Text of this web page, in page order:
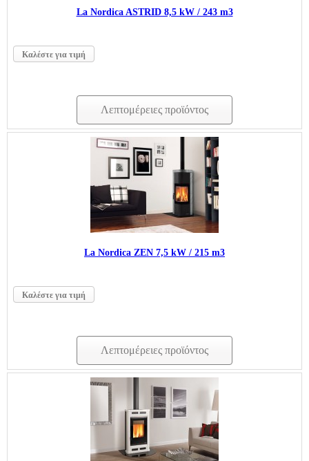
La Nordica ASTRID 8,5 kW / 243 m3
Καλέστε για τιμή
Λεπτομέρειες προϊόντος
La Nordica ΖΕΝ 7,5 kW / 215 m3
Καλέστε για τιμή
Λεπτομέρειες προϊόντος